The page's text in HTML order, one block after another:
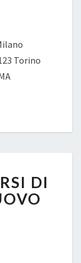
Torino
DI